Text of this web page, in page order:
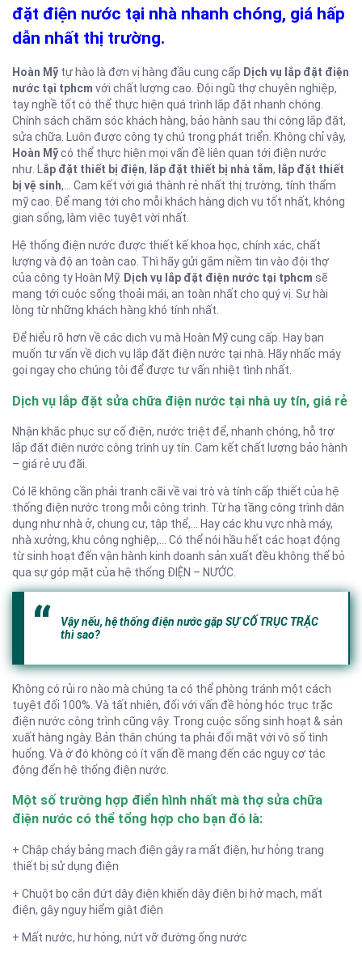
đặt điện nước tại nhà nhanh chóng, giá hấp
dẫn nhất thị trường.
Hoàn Mỹtự hào là đơn vị hàng đầu cung cấp Dịch vụ lắp đặt điện
nước tại tphcm với chất lượng cao. Đội ngũ thợ chuyên nghiệp,
tay nghề tốt có thể thực hiện quá trình lắp đặt nhanh chóng.
Chính sách chăm sóc khách hàng, bảo hành sau thi công lắp đặt,
sửa chữa. Luôn được công ty chú trọng phát triển. Không chỉ vậy,
Hoàn Mỹcó thể thực hiện mọi vấn đề liên quan tới điện nước
như. Lắp đặt thiết bị điện, lắp đặt thiết bị nhà tắm, lắp đặt thiết
bị vệ sinh,… Cam kết với giá thành rẻ nhất thị trường, tính thẩm
mỹ cao. Để mang tới cho mỗi khách hàng dịch vụ tốt nhất, không
gian sống, làm việc tuyệt vời nhất.
Hệ thống điện nước được thiết kế khoa học, chính xác, chất
lượng và độ an toàn cao. Thì hãy gửi gắm niềm tin vào đội thợ
của công ty Hoàn Mỹ. Dịch vụ lắp đặt điện nước tại tphcm sẽ
mang tới cuộc sống thoải mái, an toàn nhất cho quý vị. Sự hài
lòng từ những khách hàng khó tính nhất.
Để hiểu rõ hơn về các dịch vụ mà Hoàn Mỹ cung cấp. Hay bạn
muốn tư vấn về dịch vụ lắp đặt điện nước tại nhà. Hãy nhấc máy
gọi ngay cho chúng tôi để được tư vấn nhiệt tình nhất.
Dịch vụ lắp đặt sửa chữa điện nước tại nhà uy tín, giá rẻ
Nhận khắc phục sự cố điện, nước triệt để, nhanh chóng, hỗ trợ
lắp đặt điện nước công trình uy tín. Cam kết chất lượng bảo hành
– giá rẻ ưu đãi.
Có lẽ không cần phải tranh cãi về vai trò và tính cấp thiết của hệ
thống điện nước trong mỗi công trình. Từ hạ tầng công trình dân
dụng như nhà ở, chung cư, tập thể,… Hay các khu vực nhà máy,
nhà xưởng, khu công nghiệp,… Có thể nói hầu hết các hoạt động
từ sinh hoạt đến vận hành kinh doanh sản xuất đều không thể bỏ
qua sự góp mặt của hệ thống ĐIỆN – NƯỚC.
Vậy nếu, hệ thống điện nước gặp SỰ CỐ TRỤC TRẶC
thì sao?
Không có rủi ro nào mà chúng ta có thể phòng tránh một cách
tuyệt đối 100%. Và tất nhiên, đối với vấn đề hỏng hóc trục trặc
điện nước công trình cũng vậy. Trong cuộc sống sinh hoạt & sản
xuất hàng ngày. Bản thân chúng ta phải đối mặt với vô số tình
huống. Và ở đó không có ít vấn đề mang đến các nguy cơ tác
động đến hệ thống điện nước.
Một số trường hợp điển hình nhất mà thợ sửa chữa
điện nước có thể tổng hợp cho bạn đó là:
+ Chập cháy bảng mạch điện gây ra mất điện, hư hỏng trang
thiết bị sử dụng điện
+ Chuột bọ cắn đứt dây điện khiến dây điện bị hở mạch, mất
điện, gây nguy hiểm giật điện
+ Mất nước, hư hỏng, nứt vỡ đường ống nước